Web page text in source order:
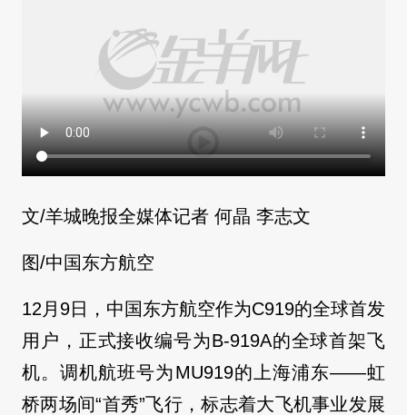
文/羊城晚报全媒体记者 何晶 李志文
图/中国东方航空
12月9日，中国东方航空作为C919的全球首发
用户，正式接收编号为B-919A的全球首架飞
机。调机航班号为MU919的上海浦东——虹
桥两场间“首秀”飞行，标志着大飞机事业发展